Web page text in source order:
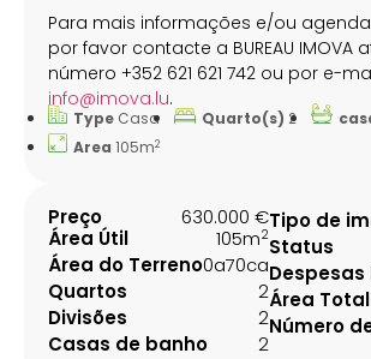
Para mais informações e/ou
por favor contacte a BUREAU IMOVA
número +352 621 621 742 ou por e-
info@imova.lu.
Type Casa Quarto(s) 2
Area 105m2
Preço
630.000 €
Área Útil
105m2
Área do Terreno0a70ca
Quartos
2
Divisões
2
Casas de banho
2
Tipo de
Status
Despesas
Área Total
Número